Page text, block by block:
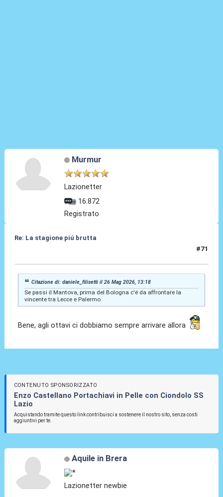
Murmur
Lazionetter
16.872
Registrato
Re: La stagione piú brutta
#71
Citazione di: daniele_filisetti il 26 Mag 2026, 13:18
Se passi il Mantova, prima del Bologna c'é da affrontare la
vincente tra Lecce e Palermo
Bene, agli ottavi ci dobbiamo sempre arrivare allora
CONTENUTO SPONSORIZZATO
Enzo Castellano Portachiavi in Pelle con Ciondolo SS
Lazio
Acquistando tramite questo link contribuisci a sostenere il nostro sito, senza costi
aggiuntivi per te.
Aquile in Brera
Lazionetter newbie